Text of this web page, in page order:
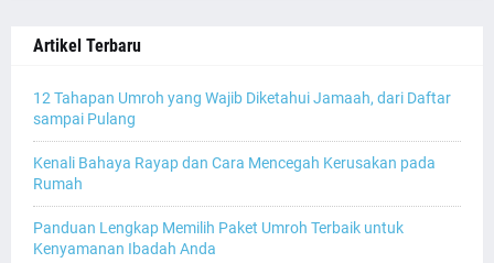
Artikel Terbaru
12 Tahapan Umroh yang Wajib Diketahui Jamaah, dari Daftar
sampai Pulang
Kenali Bahaya Rayap dan Cara Mencegah Kerusakan pada
Rumah
Panduan Lengkap Memilih Paket Umroh Terbaik untuk
Kenyamanan Ibadah Anda